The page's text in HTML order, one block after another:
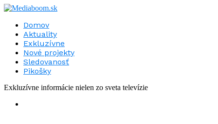
Domov
Aktuality
Exkluzívne
Nové projekty
Sledovanosť
Pikošky
Exkluzívne informácie nielen zo sveta televízie